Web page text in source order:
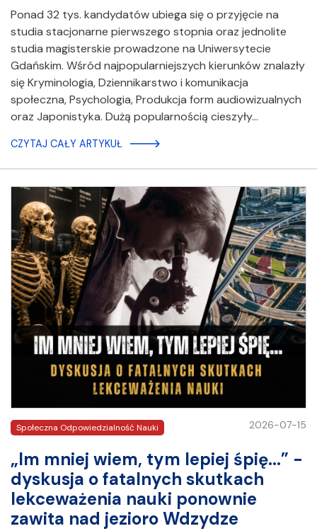
Ponad 32 tys. kandydatów ubiega się o przyjęcie na
studia stacjonarne pierwszego stopnia oraz jednolite
studia magisterskie prowadzone na Uniwersytecie
Gdańskim. Wśród najpopularniejszych kierunków znalazły
się Kryminologia, Dziennikarstwo i komunikacja
społeczna, Psychologia, Produkcja form audiowizualnych
oraz Japonistyka. Dużą popularnością cieszyły…
CZYTAJ CAŁY ARTYKUŁ
Społeczna Odpowiedzialność Nauki 2026-07-15
„Im mniej wiem, tym lepiej śpię...” -
dyskusja o fatalnych skutkach
lekceważenia nauki ponownie
zawita nad jezioro Wdzydze